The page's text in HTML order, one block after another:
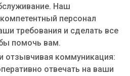
Наш
персонал
требования и сделать все
помочь вам.
отзывчивая коммуникация:
отвечать на ваши